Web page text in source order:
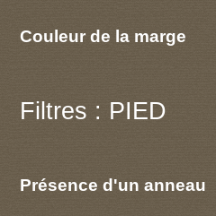
Couleur de la marge
Filtres : PIED
Présence d'un anneau